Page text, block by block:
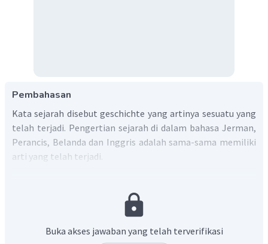
Pembahasan
Kata sejarah disebut geschichte yang artinya sesuatu yang
telah terjadi. Pengertian sejarah di dalam bahasa Jerman,
Perancis, Belanda dan Inggris adalah sama-sama memiliki
arti yang telah terjadi.
Buka akses jawaban yang telah terverifikasi